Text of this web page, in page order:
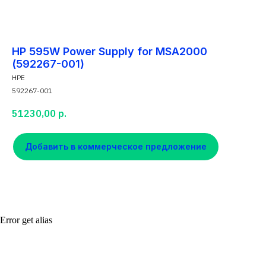
HP 595W Power Supply for MSA2000
(592267-001)
HPE
592267-001
51230,00 р.
Добавить в коммерческое предложение
Error get alias